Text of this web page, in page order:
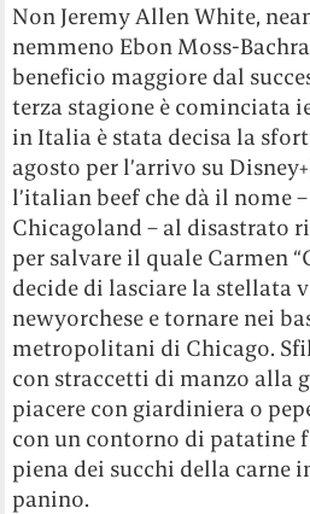
Non Jeremy Allen White,
nemmeno Ebon Moss-
beneficio maggiore dal
terza stagione è cominciata
in Italia è stata decisa la
agosto per l’arrivo su
l’italian beef che dà il nome
Chicagoland – al disastrato
per salvare il quale Carmen
decide di lasciare la stellata
newyorchese e tornare nei
metropolitani di Chicago.
con straccetti di manzo alla
piacere con giardiniera o
con un contorno di patatine
piena dei succhi della carne
panino.